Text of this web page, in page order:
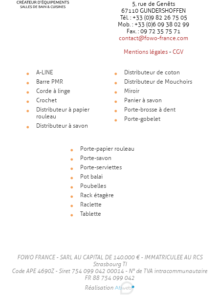
5, rue de Genêts
67110 GUNDERSHOFFEN
Tél. : +33 (0)9 82 26 75 05
Mob. : +33 (0)6 09 38 02 99
Fax. : 09 72 35 75 71
contact@fowo-france.com
Mentions légales - CGV
A-LINE
Barre PMR
Corde à linge
Crochet
Distributeur à papier
rouleau
Distributeur à savon
Distributeur de coton
Distributeur de Mouchoirs
Miroir
Panier à savon
Porte-brosse à dent
Porte-gobelet
Porte-papier rouleau
Porte-savon
Porte-serviettes
Pot balai
Poubelles
Rack étagère
Raclette
Tablette
FOWO FRANCE - SARL AU CAPITAL DE 140.000 € - IMMATRICULEE AU RCS
Strasbourg TI
Code APE 4690Z - Siret 754 099 042 00014 - N° de TVA intracommunautaire
FR 88 754 099 042
Réalisation